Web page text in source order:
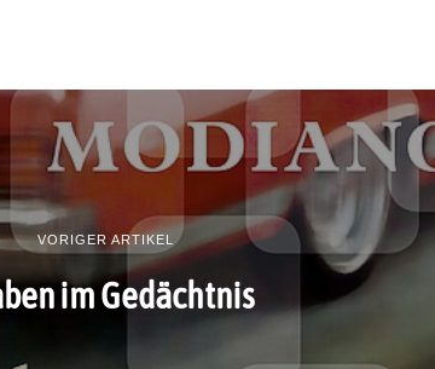
VORIGER ARTIKEL
im Gedächtnis